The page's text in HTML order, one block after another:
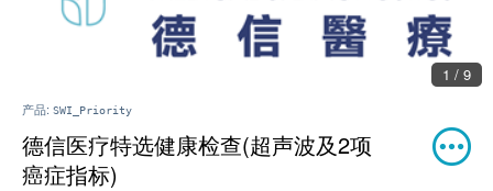
1 / 9
产品: SWI_Priority
德信医疗特选健康检查(超声波及2项
癌症指标)